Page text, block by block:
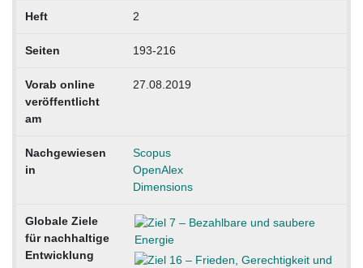
Heft 2
Seiten 193-216
Vorab online
veröffentlicht
am
27.08.2019
Nachgewiesen
in
Scopus
OpenAlex
Dimensions
Globale Ziele
für nachhaltige
Entwicklung